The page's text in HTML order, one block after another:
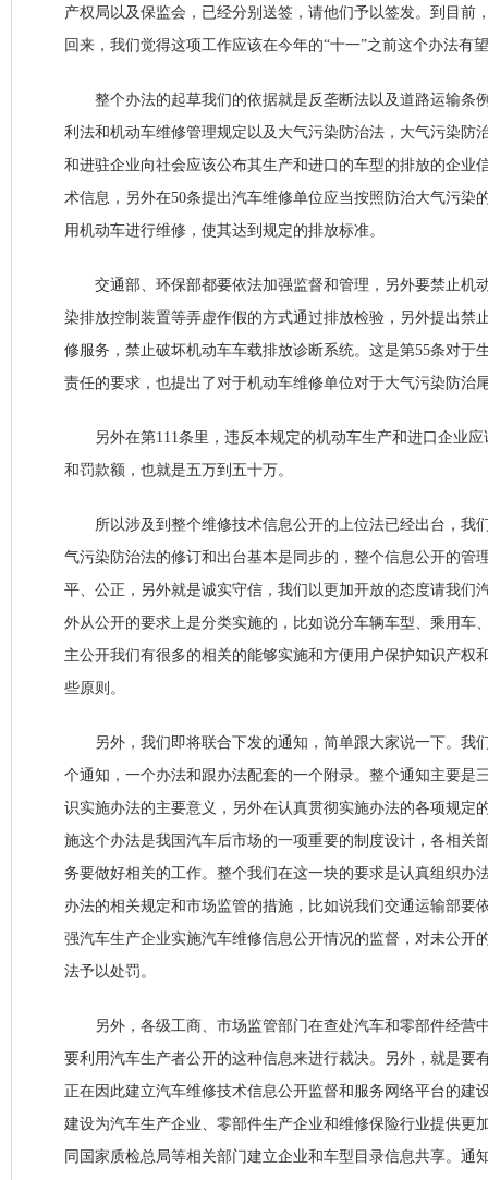
产权局以及保监会，已经分别送签，请他们予以签发。到目前
回来，我们觉得这项工作应该在今年的“十一”之前这个办法有
整个办法的起草我们的依据就是反垄断法以及道路运输条
利法和机动车维修管理规定以及大气污染防治法，大气污染防
和进驻企业向社会应该公布其生产和进口的车型的排放的企业
术信息，另外在50条提出汽车维修单位应当按照防治大气污染
用机动车进行维修，使其达到规定的排放标准。
交通部、环保部都要依法加强监督和管理，另外要禁止机
染排放控制装置等弄虚作假的方式通过排放检验，另外提出禁
修服务，禁止破坏机动车车载排放诊断系统。这是第55条对于
责任的要求，也提出了对于机动车维修单位对于大气污染防治
另外在第111条里，违反本规定的机动车生产和进口企业应
和罚款额，也就是五万到五十万。
所以涉及到整个维修技术信息公开的上位法已经出台，我
气污染防治法的修订和出台基本是同步的，整个信息公开的管
平、公正，另外就是诚实守信，我们以更加开放的态度请我们
外从公开的要求上是分类实施的，比如说分车辆车型、乘用车
主公开我们有很多的相关的能够实施和方便用户保护知识产权
些原则。
另外，我们即将联合下发的通知，简单跟大家说一下。我
个通知，一个办法和跟办法配套的一个附录。整个通知主要是
识实施办法的主要意义，另外在认真贯彻实施办法的各项规定
施这个办法是我国汽车后市场的一项重要的制度设计，各相关
务要做好相关的工作。整个我们在这一块的要求是认真组织办
办法的相关规定和市场监管的措施，比如说我们交通运输部要
强汽车生产企业实施汽车维修信息公开情况的监督，对未公开
法予以处罚。
另外，各级工商、市场监管部门在查处汽车和零部件经营
要利用汽车生产者公开的这种信息来进行裁决。另外，就是要
正在因此建立汽车维修技术信息公开监督和服务网络平台的建
建设为汽车生产企业、零部件生产企业和维修保险行业提供更
同国家质检总局等相关部门建立企业和车型目录信息共享。通